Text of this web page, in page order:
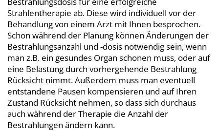
Strahlentherapie ab. Diese wird individuell vor der
Behandlung von einem Arzt mit Ihnen besprochen.
Schon während der Planung können Änderungen der
Bestrahlungsanzahl und -dosis notwendig sein, wenn
man z.B. ein gesundes Organ schonen muss, oder auf
eine Belastung durch vorhergehende Bestrahlung
Rücksicht nimmt. Außerdem muss man eventuell
entstandene Pausen kompensieren und auf Ihren
Zustand Rücksicht nehmen, so dass sich durchaus
auch während der Therapie die Anzahl der
Bestrahlungen ändern kann.